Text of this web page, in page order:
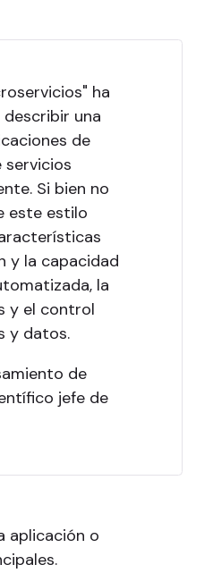
ha
una
de
Si bien no
este estilo
y la capacidad
la
y el control
y datos.
de
jefe de
aplicación o